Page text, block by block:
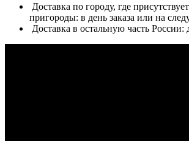
Доставка по городу, где
пригороды: в день заказа или на
Доставка в остальную часть России: